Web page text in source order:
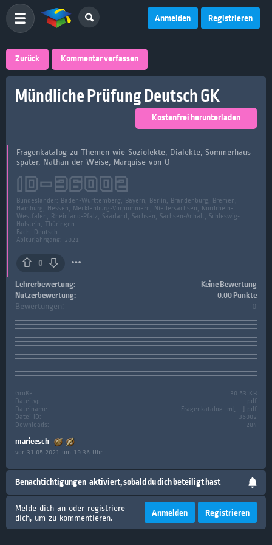
Anmelden Registrieren
Zurück Kommentar verfassen
Mündliche Prüfung Deutsch GK
Kostenfrei herunterladen
Lehrerbewertung:
Keine Bewertung
Nutzerbewertung:
0.00 Punkte
Bewertungen: 0
Größe:
30.53 KB
Dateityp:
pdf
Dateiname:
Fragenkatalog_m[...].pdf
Datei-ID:
36002
Downloads:
284
marieesch
vor 31.05.2021 um 19:36 Uhr
Fragenkatalog zu Themen wie Soziolekte, Dialekte, Sommerhaus
später, Nathan der Weise, Marquise von O
ID-36002
Bundesländer: Baden-Württemberg, Bayern, Berlin, Brandenburg, Bremen,
Hamburg, Hessen, Mecklenburg-Vorpommern, Niedersachsen, Nordrhein-
Westfalen, Rheinland-Pfalz, Saarland, Sachsen, Sachsen-Anhalt, Schleswig-
Holstein, Thüringen
Fach: Deutsch
Abiturjahrgang: 2021
0
Benachtichtigungen aktiviert, sobald du dich beteiligt hast
Melde dich an oder registriere
dich, um zu kommentieren.
Anmelden Registrieren